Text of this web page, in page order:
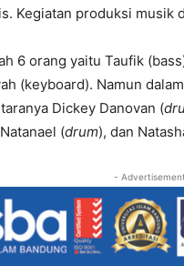
Kegiatan produksi musik
6 orang yaitu Taufik
(keyboard). Namun
Dickey Danovan (
(drum), dan
-